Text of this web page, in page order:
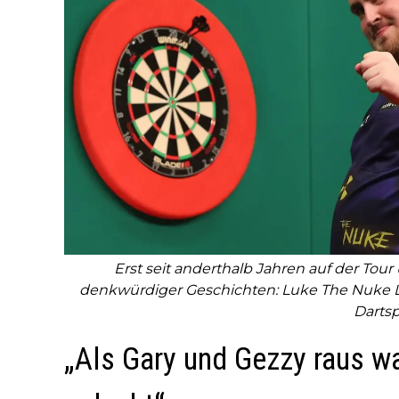
Erst seit anderthalb Jahren auf der
denkwürdiger Geschichten: Luke The Nuke
„Als Gary und Gezzy raus